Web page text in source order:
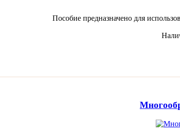
Пособие предназначено для